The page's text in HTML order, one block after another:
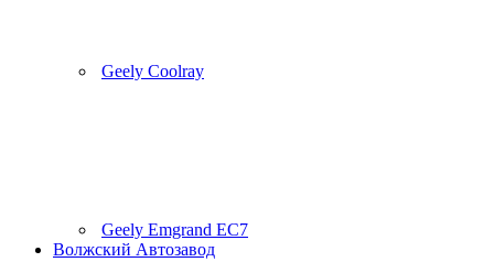
Geely Coolray
Geely Emgrand EC7
Волжский Автозавод